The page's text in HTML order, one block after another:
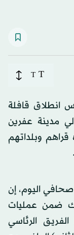
T
T
انطلاق قافلة
مدينة عفرين
وبلداتهم
اليوم، إن
عائلة، وذلك ضمن عمليات
الرئاسي